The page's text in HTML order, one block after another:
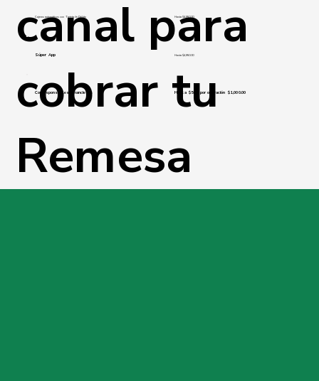
canal para
cobrar tu
Remesa
Cajeros automáticos con Tarjeta de Débito Hasta $4,950.00
Súper App Hasta $4,950.00
Corresponsables Financieros Hasta $500 por operación $1,000.00